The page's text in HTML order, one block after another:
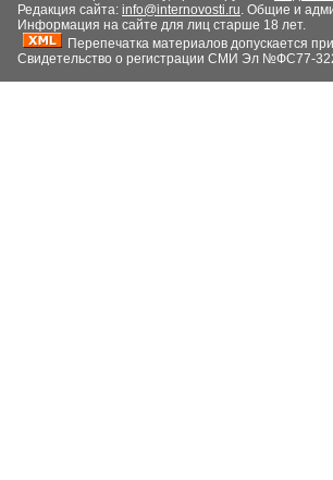
Редакция сайта: info@internovosti.ru. Общие и
Информация на сайте для лиц старше 18 лет.
Перепечатка материалов допускается
Свидетельство о регистрации СМИ Эл №ФС77-